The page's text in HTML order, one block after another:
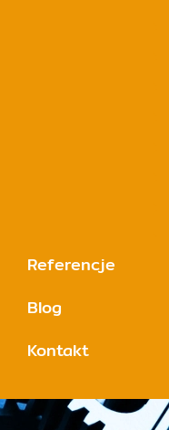
Referencje
Blog
Kontakt